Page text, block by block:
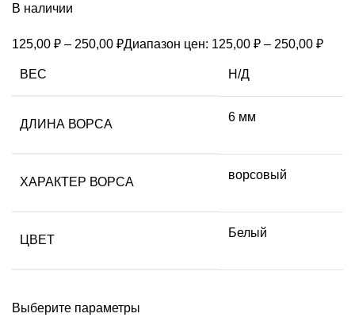
В наличии
125,00 ₽ – 250,00 ₽Диапазон цен: 125,00 ₽ – 250,00 ₽
ВЕС Н/Д
ДЛИНА ВОРСА
6 мм
ХАРАКТЕР ВОРСА
ворсовый
ЦВЕТ
Белый
Выберите параметры